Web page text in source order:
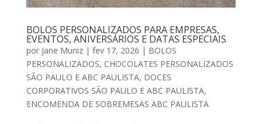
BOLOS PERSONALIZADOS PARA EMPRESAS,
EVENTOS, ANIVERSÁRIOS E DATAS ESPECIAIS
por Jane Muniz| fev 17, 2026 | BOLOS
PERSONALIZADOS, CHOCOLATES PERSONALIZADOS
SÃO PAULO E ABC PAULISTA, DOCES
CORPORATIVOS SÃO PAULO E ABC PAULISTA,
ENCOMENDA DE SOBREMESAS ABC PAULISTA